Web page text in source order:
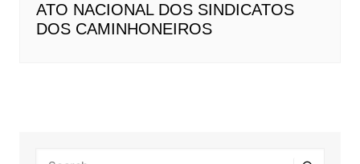
ATO NACIONAL DOS SINDICATOS
DOS CAMINHONEIROS